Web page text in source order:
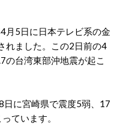
月5日に日本テレビ系の金
れました。この2日前の4
の台湾東部沖地震が起こ
日に宮崎県で震度5弱、17
ています。